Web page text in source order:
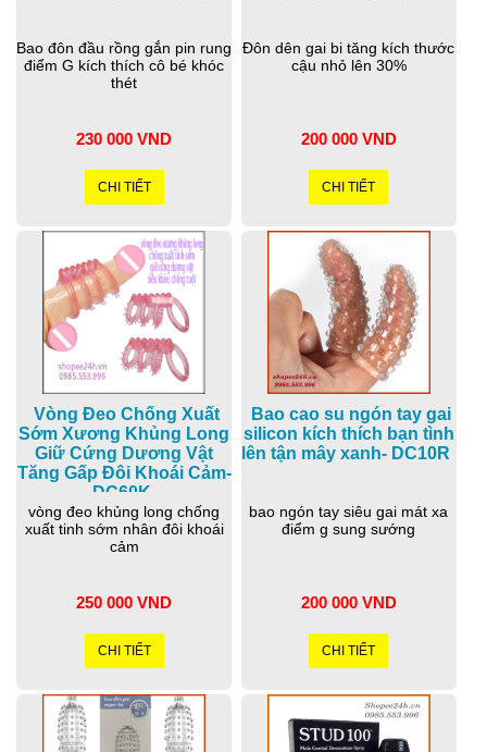
Bao đôn đầu rồng gắn pin rung
điểm G kích thích cô bé khóc
thét
230 000 VND
CHI TIẾT
Đôn dên gai bi tăng kích thước
cậu nhỏ lên 30%
200 000 VND
CHI TIẾT
Vòng Đeo Chống Xuất
Sớm Xương Khủng Long
Giữ Cứng Dương Vật
Tăng Gấp Đôi Khoái Cảm-
DC60K
vòng đeo khủng long chống
xuất tinh sớm nhân đôi khoái
cảm
250 000 VND
CHI TIẾT
Bao cao su ngón tay gai
silicon kích thích bạn tình
lên tận mây xanh- DC10R
bao ngón tay siêu gai mát xa
điểm g sung sướng
200 000 VND
CHI TIẾT